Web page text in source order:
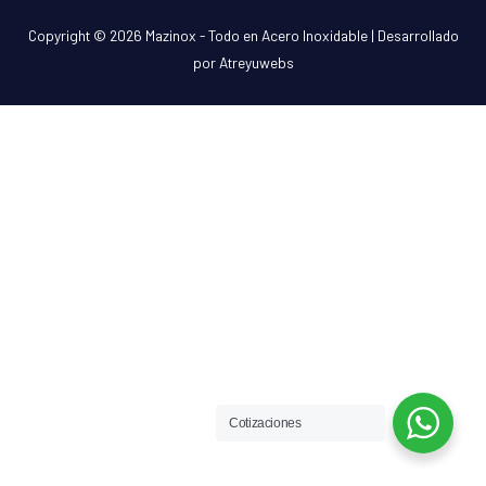
Copyright © 2026 Mazinox - Todo en Acero Inoxidable| Desarrollado
por Atreyuwebs
Cotizaciones